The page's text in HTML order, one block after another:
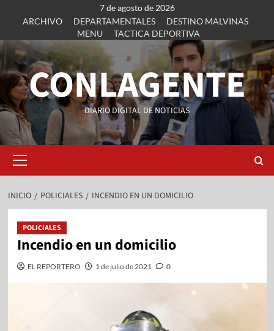
7 de agosto de 2026
ARCHIVO
DEPARTAMENTALES
DESTINO MALVINAS
MENU
TACTICA DEPORTIVA
CONLAGENTE
DIARIO DIGITAL DE NOTICIAS
INICIO POLICIALES INCENDIO EN UN DOMICILIO
POLICIALES
Incendio en un domicilio
EL REPORTERO 1 de julio de 2021 0